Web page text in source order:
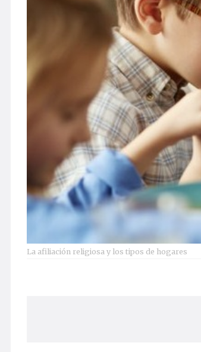
La afiliación religiosa y los tipos de hogares